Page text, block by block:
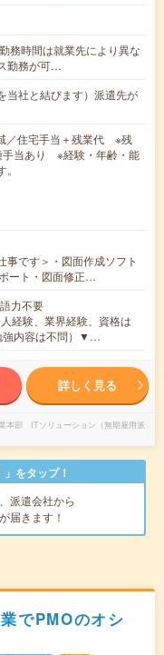
務時間は就業先により異な
勤務が可…
当社と結びます）派遣先が
／住宅手当＋残業代 ※残
当あり ※経験・年齢・能
事です＞・図面作成ソフト
ート・図面修正…
力不要
経験、業界経験、資格は
強内容は不問）▼…
詳しく見る
本部 ITソリューション（無期雇用派
をタップ！
派遣会社から
が届きます！
でPMOのオシ